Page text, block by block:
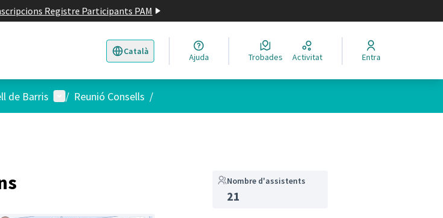
Registre Participants PAM
Català
Triar la llengua Elegir el idioma
Ajuda Trobades Activitat Entra
de Barris Menú d'usuari
/ Reunió Consells /
Nombre d'assistents
21